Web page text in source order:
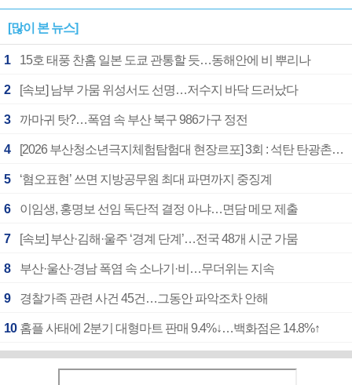
[많이 본 뉴스]
1 15호 태풍 찬홈 일본 도쿄 관통할 듯…동해안에 비 뿌리나
2 [속보] 남부 가뭄 위성서도 선명…저수지 바닥 드러났다
3 까마귀 탓?…폭염 속 부산 북구 986가구 정전
4 [2026 부산청소년극지체험탐험대 현장르포] 3회 : 석탄 탄광촌에서 북극 연구의 중심지로
5 ‘혐오표현’ 쓰면 지방공무원 최대 파면까지 중징계
6 이임생, 홍명보 선임 독단적 결정 아냐…면담 메모 제출
7 [속보] 부산·김해·울주 ‘경계 단계’…전국 48개 시군 가뭄
8 부산·울산·경남 폭염 속 소나기·비…무더위는 지속
9 경찰가족 관련 사건 45건…그동안 파악조차 안해
10 홈플 사태에 2분기 대형마트 판매 9.4%↓…백화점은 14.8%↑